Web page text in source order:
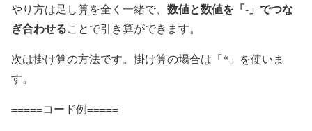
やり方は足し算を全く一緒で、 数値と数値を「-」でつな
ぎ合わせることで引き算ができます。
次は掛け算の方法です。掛け算の場合は「*」を使いま
す。
=====コード例=====